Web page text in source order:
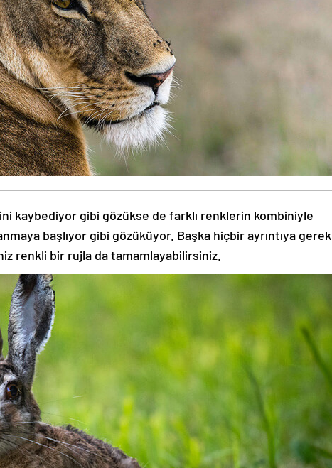
kaybediyor gibi gözükse de farklı renklerin kombiniyle
başlıyor gibi gözüküyor. Başka hiçbir ayrıntıya gerek
renkli bir rujla da tamamlayabilirsiniz.